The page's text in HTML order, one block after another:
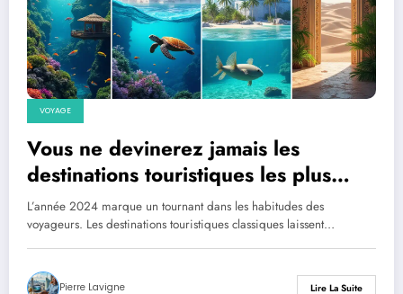
VOYAGE
Vous ne devinerez jamais les
destinations touristiques les plus
étonnantes à visiter en 2024
L’année 2024 marque un tournant dans les habitudes des
voyageurs. Les destinations touristiques classiques laissent…
Pierre Lavigne Lire La Suite